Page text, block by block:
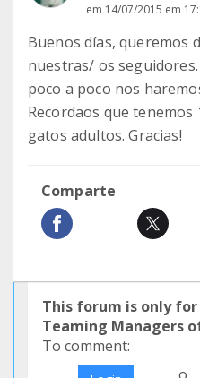
em 14/07/2015 em
Buenos días, queremos
nuestras/ os
poco a poco nos
Recordaos que tenemos
gatos adultos. Gracias!
Comparte
This forum is only
Teaming Managers
To comment: